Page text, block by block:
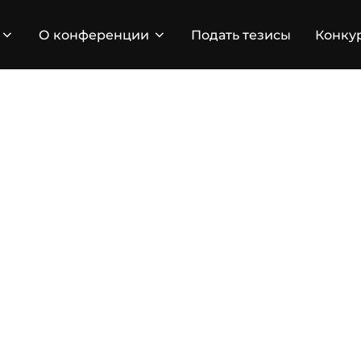
О конференции Подать тезисы